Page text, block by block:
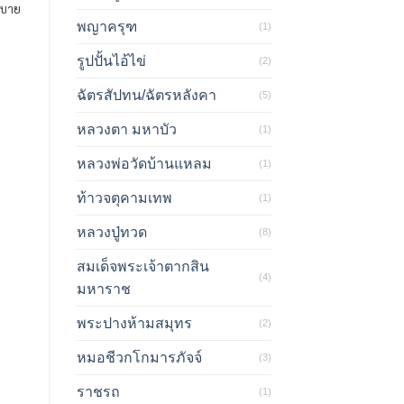
าย
พญาครุฑ
(1)
รูปปั้นไอ้ไข่ (2)
ฉัตรสัปทน/ฉัตรหลังคา (5)
หลวงตา มหาบัว (1)
หลวงพ่อวัดบ้านแหลม (1)
ท้าวจตุคามเทพ (1)
หลวงปู่ทวด (8)
สมเด็จพระเจ้าตากสิน
มหาราช
(4)
พระปางห้ามสมุทร (2)
หมอชีวกโกมารภัจจ์ (3)
ราชรถ (1)